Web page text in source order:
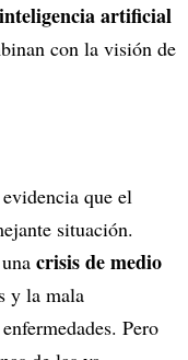
inteligencia artificial
con la visión de
que el
situación.
crisis de medio
y la mala
Pero